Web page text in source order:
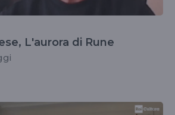
L'aurora di Rune